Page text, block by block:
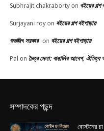
Subhrajit chakraborty on বইয়ের গল্প
Surjayani roy on বইয়ের গল্প বইপাড়ায়
শুভজিৎ সরকার on বইয়ের গল্প বইপাড়ায়
Pal on চৈত্র মেলা: বাঙালির আবেগ,
সম্পাদকের পছন্দ
বোস্টনের